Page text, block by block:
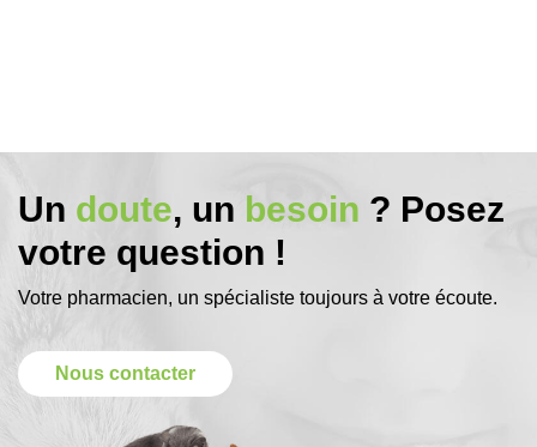
Un doute, un besoin ? Posez
votre question !
Votre pharmacien, un spécialiste toujours à votre écoute.
Nous contacter